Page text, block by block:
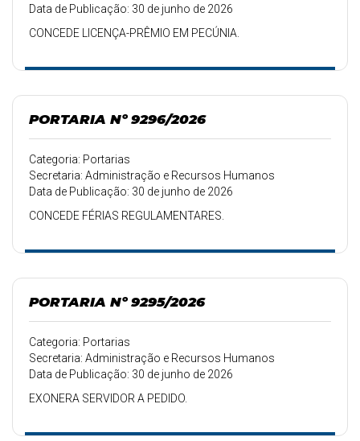
Data de Publicação: 30 de junho de 2026
CONCEDE LICENÇA-PRÊMIO EM PECÚNIA.
PORTARIA Nº 9296/2026
Categoria: Portarias
Secretaria: Administração e Recursos Humanos
Data de Publicação: 30 de junho de 2026
CONCEDE FÉRIAS REGULAMENTARES.
PORTARIA Nº 9295/2026
Categoria: Portarias
Secretaria: Administração e Recursos Humanos
Data de Publicação: 30 de junho de 2026
EXONERA SERVIDOR A PEDIDO.